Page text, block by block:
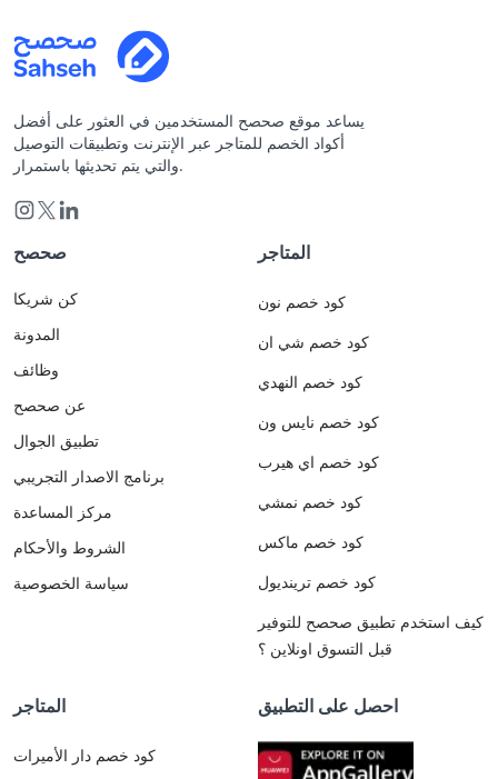
يساعد موقع صحصح المستخدمين في العثور على أفضل
أكواد الخصم للمتاجر عبر الإنترنت وتطبيقات التوصيل
والتي يتم تحديثها باستمرار.
صحصح
كن شريكا
المدونة
وظائف
عن صحصح
تطبيق الجوال
برنامج الاصدار التجريبي
مركز المساعدة
الشروط والأحكام
سياسة الخصوصية
المتاجر
كود خصم نون
كود خصم شي ان
كود خصم النهدي
كود خصم نايس ون
كود خصم اي هيرب
كود خصم نمشي
كود خصم ماكس
كود خصم ترينديول
كيف استخدم تطبيق صحصح للتوفير
قبل التسوق اونلاين ؟
المتاجر
كود خصم دار الأميرات
احصل على التطبيق